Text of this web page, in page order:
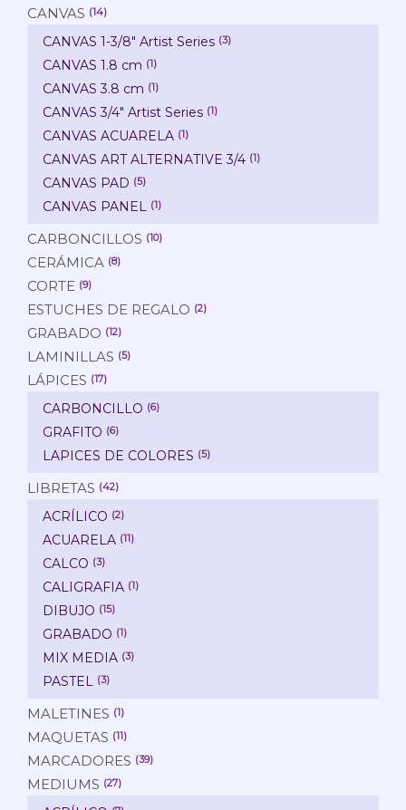
CANVAS (14)
CANVAS 1-3/8" Artist Series (3)
CANVAS 1.8 cm (1)
CANVAS 3.8 cm (1)
CANVAS 3/4" Artist Series (1)
CANVAS ACUARELA (1)
CANVAS ART ALTERNATIVE 3/4 (1)
CANVAS PAD (5)
CANVAS PANEL (1)
CARBONCILLOS (10)
CERÁMICA (8)
CORTE (9)
ESTUCHES DE REGALO (2)
GRABADO (12)
LAMINILLAS (5)
LÁPICES (17)
CARBONCILLO (6)
GRAFITO (6)
LAPICES DE COLORES (5)
LIBRETAS (42)
ACRÍLICO (2)
ACUARELA (11)
CALCO (3)
CALIGRAFIA (1)
DIBUJO (15)
GRABADO (1)
MIX MEDIA (3)
PASTEL (3)
MALETINES (1)
MAQUETAS (11)
MARCADORES (39)
MEDIUMS (27)